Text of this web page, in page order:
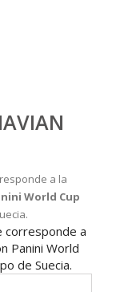
a la
World Cup
corresponde a
Panini World
de Suecia.